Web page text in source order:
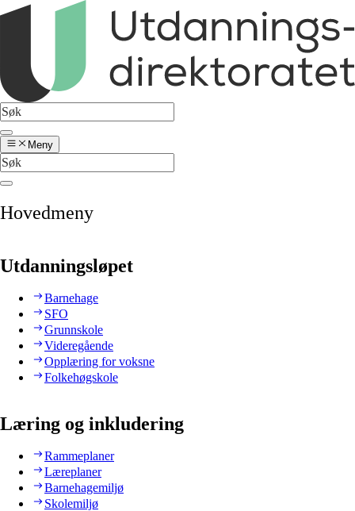
Meny
Hovedmeny
Utdanningsløpet
Barnehage
SFO
Grunnskole
Videregående
Opplæring for voksne
Folkehøgskole
Læring og inkludering
Rammeplaner
Læreplaner
Barnehagemiljø
Skolemiljø